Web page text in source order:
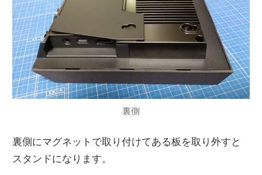
裏側
裏側にマグネットで取り付けてある板を取り外すと
スタンドになります。